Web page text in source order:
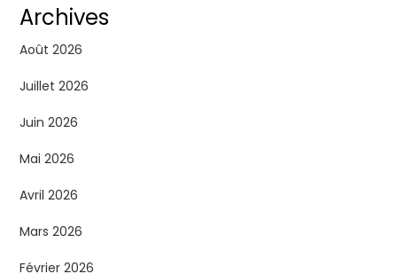
Archives
Août 2026
Juillet 2026
Juin 2026
Mai 2026
Avril 2026
Mars 2026
Février 2026